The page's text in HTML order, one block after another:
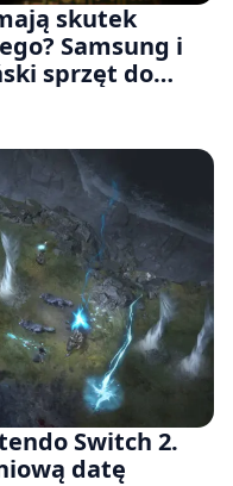
skutek
Samsung i
sprzęt do
Switch 2.
datę